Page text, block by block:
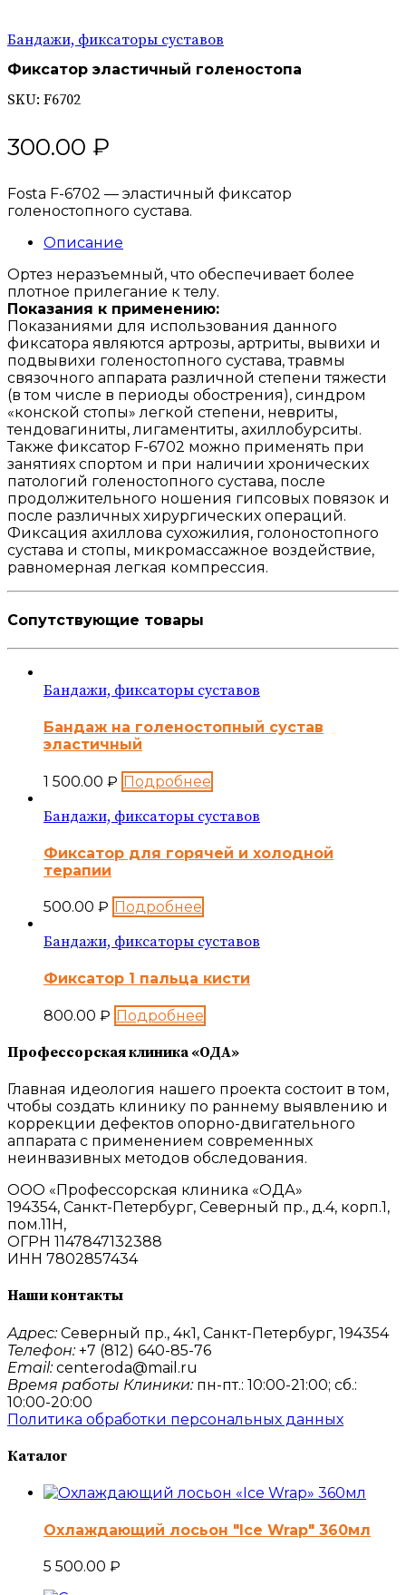
Бандажи, фиксаторы суставов
Фиксатор эластичный голеностопа
SKU: F6702
300.00 ₽
Fosta F-6702 — эластичный фиксатор
голеностопного сустава.
Описание
Ортез неразъемный, что обеспечивает более
плотное прилегание к телу.
Показания к применению:
Показаниями для использования данного
фиксатора являются артрозы, артриты, вывихи и
подвывихи голеностопного сустава, травмы
связочного аппарата различной степени тяжести
(в том числе в периоды обострения), синдром
«конской стопы» легкой степени, невриты,
тендовагиниты, лигаментиты, ахиллобурситы.
Также фиксатор F-6702 можно применять при
занятиях спортом и при наличии хронических
патологий голеностопного сустава, после
продолжительного ношения гипсовых повязок и
после различных хирургических операций.
Фиксация ахиллова сухожилия, голоностопного
сустава и стопы, микромассажное воздействие,
равномерная легкая компрессия.
Сопутствующие товары
Бандажи, фиксаторы суставов
Бандаж на голеностопный сустав
эластичный
1 500.00 ₽ Подробнее
Бандажи, фиксаторы суставов
Фиксатор для горячей и холодной
терапии
500.00 ₽ Подробнее
Бандажи, фиксаторы суставов
Фиксатор 1 пальца кисти
800.00 ₽ Подробнее
Профессорская клиника «ОДА»
Главная идеология нашего проекта состоит в том,
чтобы создать клинику по раннему выявлению и
коррекции дефектов опорно-двигательного
аппарата с применением современных
неинвазивных методов обследования.
ООО «Профессорская клиника «ОДА»
194354, Санкт-Петербург, Северный пр., д.4, корп.1,
пом.11Н,
ОГРН 1147847132388
ИНН 7802857434
Наши контакты
Адрес:Северный пр., 4к1, Санкт-Петербург, 194354
Телефон:+7 (812) 640-85-76
Email:centeroda@mail.ru
Время работы Клиники:пн-пт.: 10:00-21:00; сб.:
10:00-20:00
Политика обработки персональных данных
Каталог
Охлаждающий лосьон "Ice Wrap" 360мл
5 500.00 ₽